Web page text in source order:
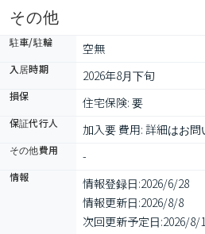
その他
駐車/駐輪 空無
入居時期 2026年8月下旬
損保 住宅保険: 要
保証代行人 加入要 費用: 詳細はお
その他費用 -
情報 情報登録日:2026/6/28
情報更新日:2026/8/8
次回更新予定日:2026/8/